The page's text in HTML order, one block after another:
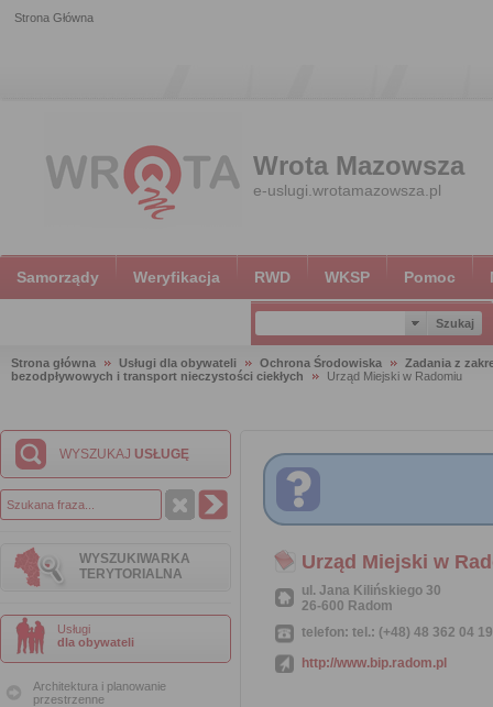
Strona Główna
Wrota Mazowsza
e-uslugi.wrotamazowsza.pl
Samorządy Weryfikacja RWD WKSP Pomoc
Strona główna Usługi dla obywateli Ochrona Środowiska
Zadania z
bezodpływowych i transport nieczystości ciekłych
Urząd Miejski w Radomiu
WYSZUKAJ USŁUGĘ
WYSZUKIWARKA
TERYTORIALNA
Usługi
dla obywateli
Architektura i planowanie
przestrzenne
Urząd Miejski w
ul. Jana Kilińskiego 30
26-600 Radom
telefon: tel.: (+48) 48 362 04
http://www.bip.radom.pl